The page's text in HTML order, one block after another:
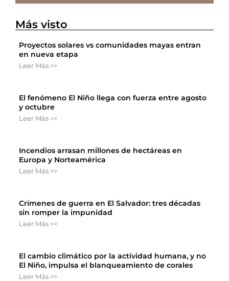
Más visto
Proyectos solares vs comunidades mayas entran
en nueva etapa
Leer Más >>
El fenómeno El Niño llega con fuerza entre agosto
y octubre
Leer Más >>
Incendios arrasan millones de hectáreas en
Europa y Norteamérica
Leer Más >>
Crímenes de guerra en El Salvador: tres décadas
sin romper la impunidad
Leer Más >>
El cambio climático por la actividad humana, y no
El Niño, impulsa el blanqueamiento de corales
Leer Más >>